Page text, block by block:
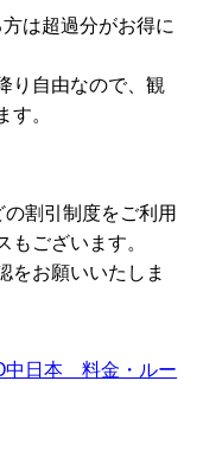
は超過分がお得に
り自由なので、観
。
割引制度をご利用
ございます。
をお願いいたしま
中日本 料金・ルー